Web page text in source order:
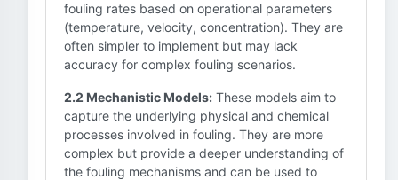
fouling rates based on operational parameters
(temperature, velocity, concentration). They are
often simpler to implement but may lack
accuracy for complex fouling scenarios.
2.2 Mechanistic Models: These models aim to
capture the underlying physical and chemical
processes involved in fouling. They are more
complex but provide a deeper understanding of
the fouling mechanisms and can be used to